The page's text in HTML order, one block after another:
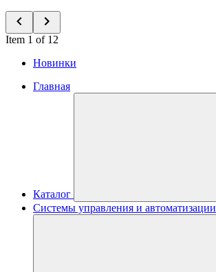
Item 1 of 12
Новинки
Главная
Каталог
Системы управления и автоматизации